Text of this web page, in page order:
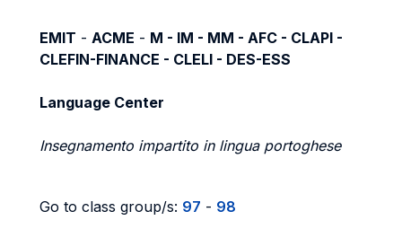
EMIT - ACME - M - IM - MM - AFC - CLAPI -
CLEFIN-FINANCE - CLELI - DES-ESS
Language Center
Insegnamento impartito in lingua portoghese
Go to class group/s: 97 - 98